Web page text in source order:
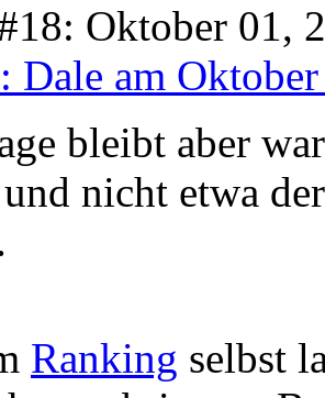
Oktober 01,
Dale am
bleibt aber
nicht etwa
Ranking selbst